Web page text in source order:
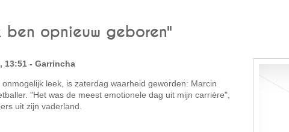
ben opnieuw geboren"
13:51 - Garrincha
leek, is zaterdag waarheid geworden: Marcin
"Het was de meest emotionele dag uit mijn carrière",
uit zijn vaderland.